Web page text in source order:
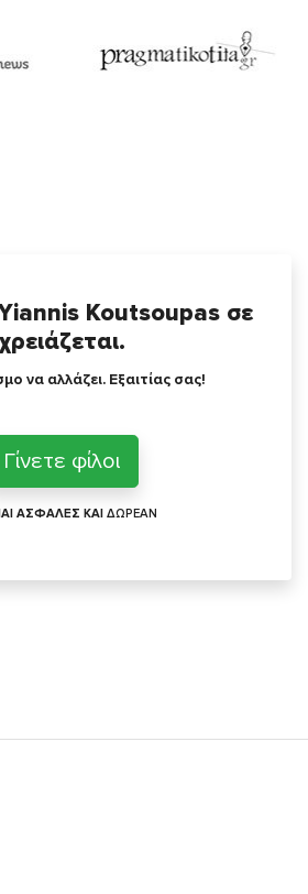
Koutsoupas σε
χρειάζεται.
να αλλάζει. Εξαιτίας σας!
Γίνετε φίλοι
ΑΣΦΑΛΕΣ ΚΑΙ ΔΩΡΕΑΝ